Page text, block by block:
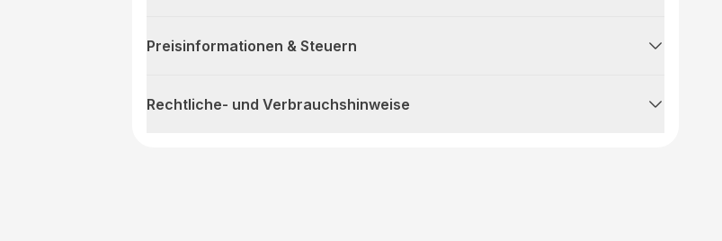
Preisinformationen & Steuern
Rechtliche- und Verbrauchshinweise